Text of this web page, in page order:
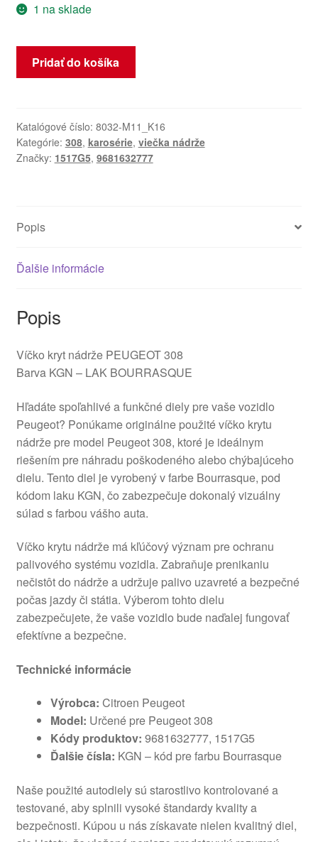
1 na sklade
množstvo
Veko
KGNC
Peugeot
308
Pridať do košíka
Katalógové číslo: 8032-M11_K16
Kategórie: 308, karosérie, viečka nádrže
Značky: 1517G5, 9681632777
Popis
Ďalšie informácie
Popis
Víčko kryt nádrže PEUGEOT 308
Barva KGN – LAK BOURRASQUE
Hľadáte spoľahlivé a funkčné diely pre vaše vozidlo
Peugeot? Ponúkame originálne použité víčko krytu
nádrže pre model Peugeot 308, ktoré je ideálnym
riešením pre náhradu poškodeného alebo chýbajúceho
dielu. Tento diel je vyrobený v farbe Bourrasque, pod
kódom laku KGN, čo zabezpečuje dokonalý vizuálny
súlad s farbou vášho auta.
Víčko krytu nádrže má kľúčový význam pre ochranu
palivového systému vozidla. Zabraňuje prenikaniu
nečistôt do nádrže a udržuje palivo uzavreté a bezpečné
počas jazdy či státia. Výberom tohto dielu
zabezpečujete, že vaše vozidlo bude naďalej fungovať
efektívne a bezpečne.
Technické informácie
Výrobca: Citroen Peugeot
Model: Určené pre Peugeot 308
Kódy produktov: 9681632777, 1517G5
Ďalšie čísla: KGN – kód pre farbu Bourrasque
Naše použité autodiely sú starostlivo kontrolované a
testované, aby splnili vysoké štandardy kvality a
bezpečnosti. Kúpou u nás získavate nielen kvalitný diel,